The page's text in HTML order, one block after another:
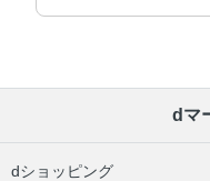
dマ
dショッピング